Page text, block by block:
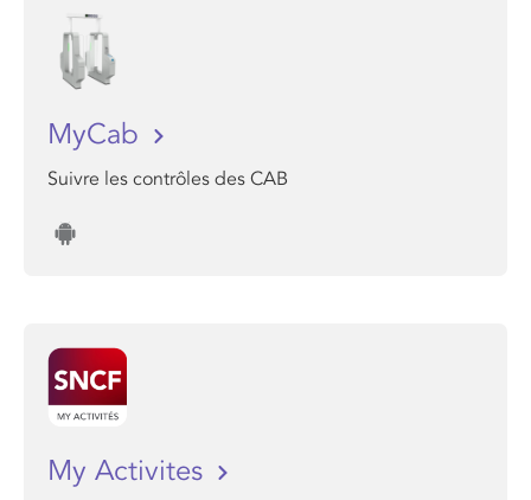
MyCab
Suivre les contrôles des CAB
My Activites